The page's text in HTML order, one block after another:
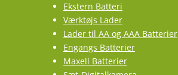
Ekstern Batteri
Værktøjs Lader
Lader til AA og AAA Batterier
Engangs Batterier
Maxell Batterier